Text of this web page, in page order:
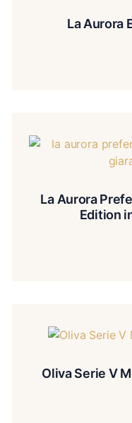
La Aurora
La Aurora
Edition
Oliva Serie V